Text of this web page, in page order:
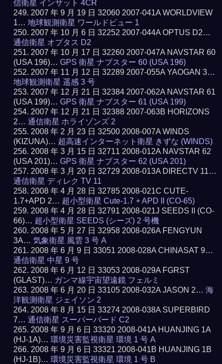
信衛星 インサット 4CR
2007 年 9 月 19 日 32060 2007-041A WORLDVIEW
1…地球観測衛星 ワールドビュー 1
2007 年 10 月 6 日 32252 2007-044A OPTUS D2…
通信衛星 オプタス D2
2007 年 10 月 17 日 32260 2007-047A NAVSTAR 60
(USA 196)…GPS 衛星 ナブスター 60 (USA 196)
2007 年 11 月 12 日 32289 2007-055A YAOGAN 3…
地球観測衛星 遥感 3 号
2007 年 12 月 21 日 32384 2007-062A NAVSTAR 61
(USA 199)…GPS 衛星 ナブスター 61 (USA 199)
2007 年 12 月 21 日 32388 2007-063B HORIZONS
2…通信衛星 ホライゾンズ 2
2008 年 2 月 23 日 32500 2008-007A WINDS
(KIZUNA)… 超高速インターネット衛星 きずな (WINDS)
2008 年 3 月 15 日 32711 2008-012A NAVSTAR 62
(USA 201)…GPS 衛星 ナブスター 62 (USA 201)
2008 年 3 月 20 日 32729 2008-013A DIRECTV 11…
通信衛星 ディレク TV 11
2008 年 4 月 28 日 32785 2008-021C CUTE-
1.7+APD 2… 超小型衛星 Cute-1.7 + APD II (CO-65)
2008 年 4 月 28 日 32791 2008-021J SEEDS II (CO-
66)… 超小型衛星 SEEDS (シーズ) 2 号機
2008 年 5 月 27 日 32958 2008-026A FENGYUN
3A…気象衛星 風雲 3 号 A
2008 年 6 月 9 日 33051 2008-028A CHINASAT 9…
通信衛星 中星 9 号
2008 年 6 月 12 日 33053 2008-029A FGRST
(GLAST)… ガンマ線宇宙望遠鏡 フェルミ
2008 年 6 月 20 日 33105 2008-032A JASON 2…海
洋観測衛星 ジェイソン 2
2008 年 8 月 15 日 33274 2008-038A SUPERBIRD
7…通信衛星 スーパーバード C2
2008 年 9 月 6 日 33320 2008-041A HUANJING 1A
(HJ-1A)…環境災害監視衛星 環境 1 号 A
2008 年 9 月 6 日 33321 2008-041B HUANJING 1B
(HJ-1B)…環境災害監視衛星 環境 1 号 B